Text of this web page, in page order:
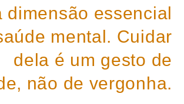
dimensão essencial
mental. Cuidar
dela é um gesto de
não de vergonha.